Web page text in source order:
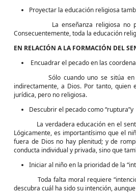
Proyectar la educación religiosa
La enseñanza religiosa no puede
Consecuentemente, toda la educación
EN RELACIÓN A LA FORMACIÓN DEL
Encuadrar el pecado en las
Sólo cuando uno se sitúa en el
indirectamente, a Dios. Por tanto,
jurídica, pero no religiosa.
Descubrir el pecado como “ruptura”y
La verdadera educación en el
Lógicamente, es importantísimo que el
fuera de Dios no hay plenitud; y de
conducta individual y privada, sino que
Iniciar al niño en la prioridad de la
Toda falta moral requiere
descubra cuál ha sido su intención,